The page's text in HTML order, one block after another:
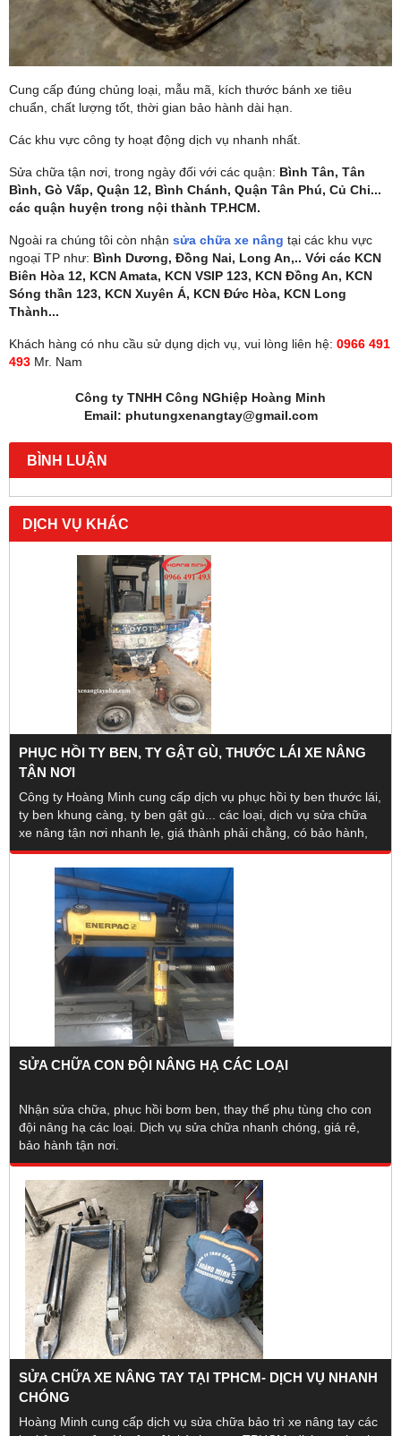
Cung cấp đúng chủng loại, mẫu mã, kích thước bánh xe tiêu
chuẩn, chất lượng tốt, thời gian bảo hành dài hạn.
Các khu vực công ty hoạt động dịch vụ nhanh nhất.
Sửa chữa tận nơi, trong ngày đối với các quận: Bình Tân, Tân
Bình, Gò Vấp, Quận 12, Bình Chánh, Quận Tân Phú, Củ Chi...
các quận huyện trong nội thành TP.HCM.
Ngoài ra chúng tôi còn nhận sửa chữa xe nâng tại các khu vực
ngoại TP như: Bình Dương, Đồng Nai, Long An,.. Với các KCN
Biên Hòa 12, KCN Amata, KCN VSIP 123, KCN Đồng An, KCN
Sóng thần 123, KCN Xuyên Á, KCN Đức Hòa, KCN Long
Thành...
Khách hàng có nhu cầu sử dụng dịch vụ, vui lòng liên hệ: 0966 491
493 Mr. Nam
Công ty TNHH Công NGhiệp Hoàng Minh
Email: phutungxenangtay@gmail.com
BÌNH LUẬN
DỊCH VỤ KHÁC
PHỤC HỒI TY BEN, TY GẬT GÙ, THƯỚC LÁI XE NÂNG
TẬN NƠI
Công ty Hoàng Minh cung cấp dịch vụ phục hồi ty ben thước lái,
ty ben khung càng, ty ben gật gù... các loại, dịch vụ sửa chữa
xe nâng tận nơi nhanh lẹ, giá thành phải chằng, có bảo hành,
xuất hóa đơn tài chính.
SỬA CHỮA CON ĐỘI NÂNG HẠ CÁC LOẠI
Nhận sửa chữa, phục hồi bơm ben, thay thế phụ tùng cho con
đội nâng hạ các loại. Dịch vụ sửa chữa nhanh chóng, giá rẻ,
bảo hành tận nơi.
SỬA CHỮA XE NÂNG TAY TẠI TPHCM- DỊCH VỤ NHANH
CHÓNG
Hoàng Minh cung cấp dịch vụ sửa chữa bảo trì xe nâng tay các